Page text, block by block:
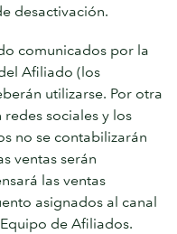
desactivación.
comunicados por la
Afiliado (los
utilizarse. Por otra
sociales y los
no se contabilizarán
ventas serán
las ventas
asignados al canal
de Afiliados.